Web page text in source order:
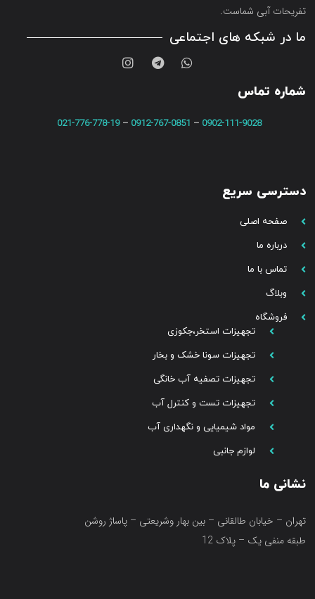
تفریحات آبی شماست.
ما در شبکه های اجتماعی
شماره تماس
0902-111-9028
–
0912-767-0851
–
021-776-778-19
دسترسی سریع
صفحه اصلی
درباره ما
تماس با ما
وبلاگ
فروشگاه
تجهیزات استخر،جکوزی
تجهیزات سونا خشک و بخار
تجهیزات تصفیه آب خانگی
تجهیزات تست و کنترل آب
مواد شیمیایی و نگهداری آب
لوازم جانبی
نشانی ما
تهران – خیابان طالقانی – بین بهار وشریعتی – پاساژ روشن
طبقه منفی یک – پلاک 12